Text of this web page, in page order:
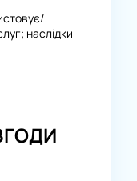
наслідки